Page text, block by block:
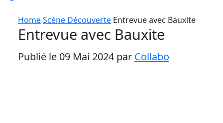
HomeScène Découverte Entrevue avec Bauxite
Entrevue avec Bauxite
Publié le 09 Mai 2024 par Collabo